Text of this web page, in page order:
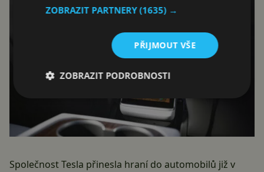
SpolečnostTesla přinesla hraní do automobilů již v
ZOBRAZIT PARTNERY(1635) →
PŘIJMOUT VŠE
ZOBRAZIT PODROBNOSTI